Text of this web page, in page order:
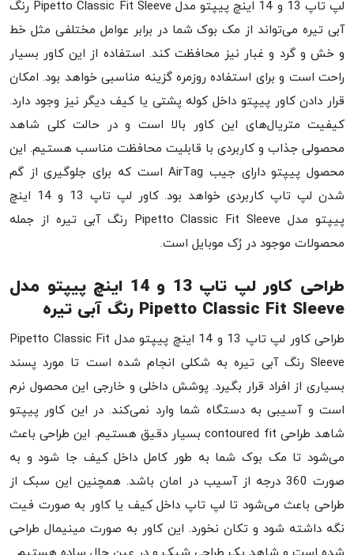
لپ تاپ 13 و 14 اینچ پیپتو مدل Pipetto Classic Fit Sleeve رنگ
آبی تیره می‌تواند از مک بوک شما در برابر عوامل مختلفی مثل خط
و خش و گرد و غبار نیز محافظت کند. استفاده از این کاور بسیار
راحت است و برای استفاده روزمره گزینه مناسبی خواهد بود. امکان
قرار دادن کاور پیپتو داخل کوله پشتی یا کیف دیگر نیز وجود دارد.
کیفیت متریال‌های این کاور بالا است و در حالت کلی شاهد
محصولی جذاب و کاربردی با قابلیت محافظت مناسب هستیم. این
محصول پیپتو دارای جیب AirTag است که برای جلوگیری از گم
شدن لپ تاپ کاربردی خواهد بود. کاور لپ تاپ 13 و 14 اینچ
پیپتو مدل Pipetto Classic Fit Sleeve رنگ آبی تیره از جمله
محصولات موجود در رُک موبایل است.
طراحی کاور لپ تاپ 13 و 14 اینچ پیپتو مدل
Pipetto Classic Fit Sleeve رنگ آبی تیره
طراحی کاور لپ تاپ 13 و 14 اینچ پیپتو مدل Pipetto Classic Fit
Sleeve رنگ آبی تیره به شکلی انجام شده است تا مورد پسند
بسیاری از افراد قرار بگیرد. پوشش داخلی و خارجی این محصول نرم
است و آسیبی به دستگاه شما وارد نمی‌کند. در این کاور پیپتو
شاهد طراحی contoured fit بسیار دقیق هستیم. این طراحی باعث
می‌شود تا مک بوک شما به طور کامل داخل کیف جا شود و به
صورت 360 درجه از آسیب در امان باشد. همچنین این سبک از
طراحی باعث می‌شود تا لپ تاپ داخل کیف یا کاور به صورت فیت
نگه داشته شود و تکان نخورد. این کاور به صورت مینیمال طراحی